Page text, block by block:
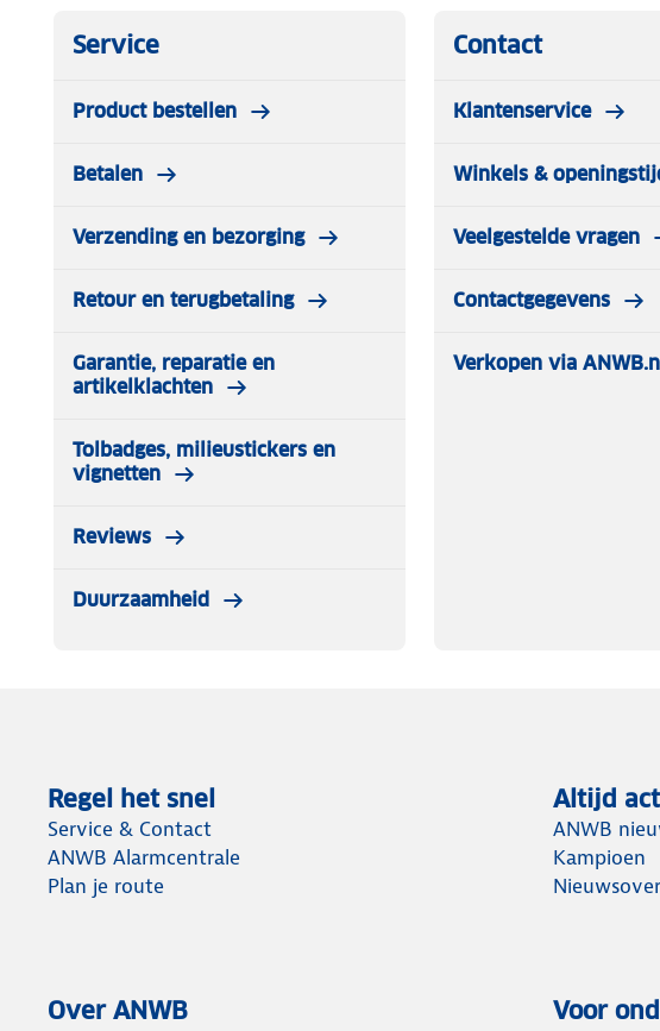
Service
Product bestellen
Betalen
Verzending en bezorging
Retour en terugbetaling
Garantie, reparatie en
artikelklachten
Tolbadges, milieustickers en
vignetten
Reviews
Duurzaamheid
Contact
Klantenservice
Winkels &
Veelgestelde vragen
Contactgegevens
Verkopen via
Regel het snel
Service & Contact
ANWB Alarmcentrale
Plan je route
Altijd
ANWB
Kampioen
Over ANWB Voor